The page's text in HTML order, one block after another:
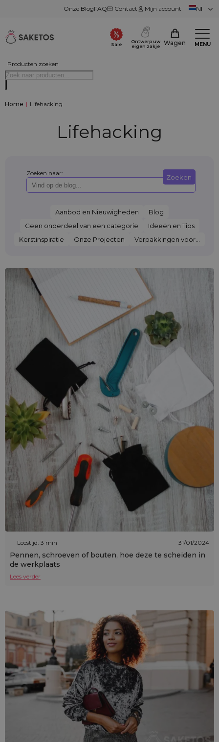
Onze BlogFAQ Contact Mijn account NL
Producten zoeken
Sale
Ontwerp uw
eigen zakje
Wagen MENU
Home | Lifehacking
Lifehacking
Zoeken naar: Zoeken
Aanbod en Nieuwigheden
Blog
Geen onderdeel van een categorie
Ideeën en Tips
Kerstinspiratie
Onze Projecten Verpakkingen voor...
Leestijd: 3 min 31/01/2024
Pennen, schroeven of bouten, hoe deze te scheiden in
de werkplaats
Lees verder